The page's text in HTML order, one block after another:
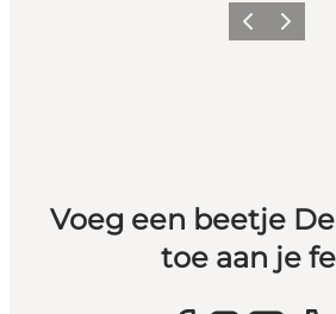
Vorige Volgende
Voeg een beetje
toe aan je